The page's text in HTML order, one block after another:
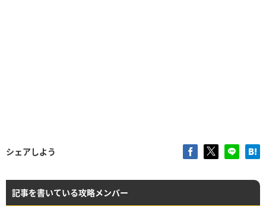
シェアしよう
記事を書いている攻略メンバー